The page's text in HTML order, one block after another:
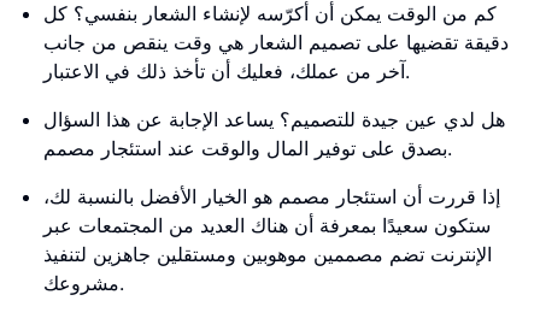
كم من الوقت يمكن أن أكرّسه لإنشاء الشعار بنفسي؟ كل
دقيقة تقضيها على تصميم الشعار هي وقت ينقص من جانب
آخر من عملك، فعليك أن تأخذ ذلك في الاعتبار.
هل لدي عين جيدة للتصميم؟ يساعد الإجابة عن هذا السؤال
بصدق على توفير المال والوقت عند استئجار مصمم.
إذا قررت أن استئجار مصمم هو الخيار الأفضل بالنسبة لك،
ستكون سعيدًا بمعرفة أن هناك العديد من المجتمعات عبر
الإنترنت تضم مصممين موهوبين ومستقلين جاهزين لتنفيذ
مشروعك.